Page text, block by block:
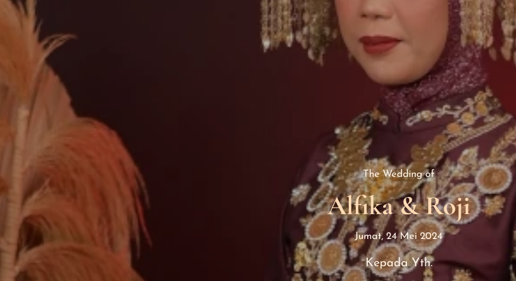
The Wedding of
Alfika & Roji
Jumat, 24 Mei 2024
Kepada Yth.
YOU'RE INVITED TO OUR
WEDDING DAY
Alfika